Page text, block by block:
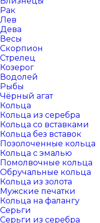
Рак
Лев
Дева
Весы
Скорпион
Стрелец
Козерог
Водолей
Рыбы
Чёрный агат
Кольца
Кольца из серебра
Кольца со вставками
Кольца без вставок
Позолоченные кольца
Кольца с эмалью
Помолвочные кольца
Обручальные кольца
Кольца из золота
Мужские печатки
Кольца на фалангу
Серьги
Серьги из серебра